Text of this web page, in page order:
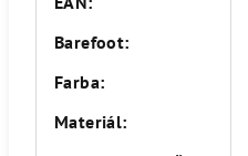
Barefoot:
Farba:
Materiál: